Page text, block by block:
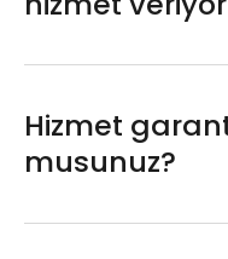
bize emanet
filmi, boya
tarafından
Hizmet
musunuz?